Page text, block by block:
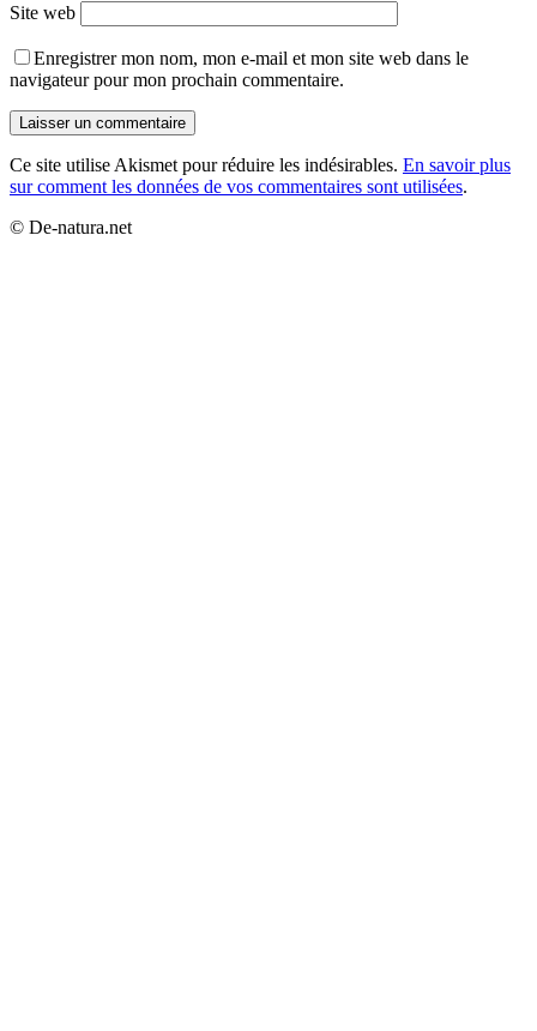
Site web
Enregistrer mon nom, mon e-mail et mon site web dans le
navigateur pour mon prochain commentaire.
Ce site utilise Akismet pour réduire les indésirables. En savoir plus
sur comment les données de vos commentaires sont utilisées.
© De-natura.net